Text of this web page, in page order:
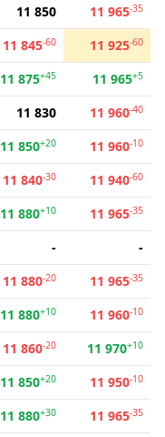
11 850 11 965-35
11 845-60 11 925-60
11 875+45 11 965+5
11 830 11 960-40
11 850+20 11 960-10
11 840-30 11 940-60
11 880+10 11 965-35
-
-
11 880-20 11 965-35
11 880+10 11 960-10
11 860-20 11 970+10
11 850+20 11 950-10
11 880+30 11 965-35